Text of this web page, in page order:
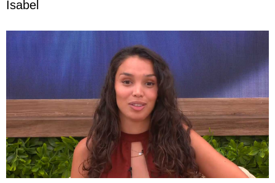
Isabel